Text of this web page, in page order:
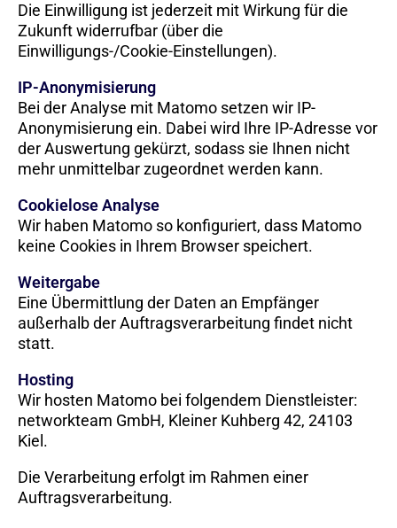
Die Einwilligung ist jederzeit mit Wirkung für die
Zukunft widerrufbar (über die
Einwilligungs-/Cookie-Einstellungen).
IP-Anonymisierung
Bei der Analyse mit Matomo setzen wir IP-
Anonymisierung ein. Dabei wird Ihre IP-Adresse vor
der Auswertung gekürzt, sodass sie Ihnen nicht
mehr unmittelbar zugeordnet werden kann.
Cookielose Analyse
Wir haben Matomo so konfiguriert, dass Matomo
keine Cookies in Ihrem Browser speichert.
Weitergabe
Eine Übermittlung der Daten an Empfänger
außerhalb der Auftragsverarbeitung findet nicht
statt.
Hosting
Wir hosten Matomo bei folgendem Dienstleister:
networkteam GmbH, Kleiner Kuhberg 42, 24103
Kiel.
Die Verarbeitung erfolgt im Rahmen einer
Auftragsverarbeitung.